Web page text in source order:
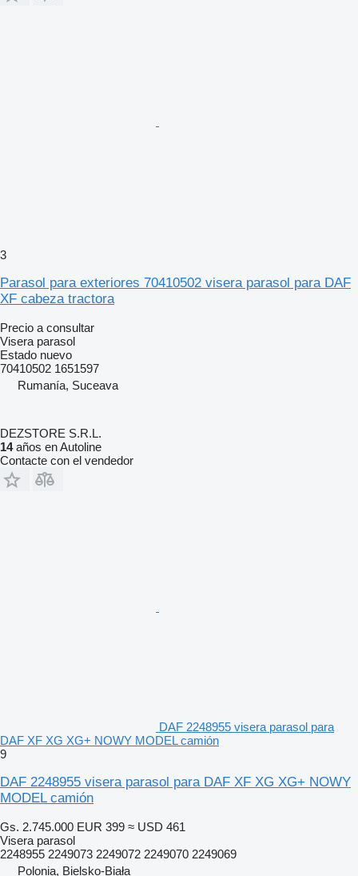
3
Parasol para exteriores 70410502 visera parasol para DAF
XF cabeza tractora
Precio a consultar
Visera parasol
Estado nuevo
70410502 1651597
Rumanía, Suceava
DEZSTORE S.R.L.
14años en Autoline
Contacte con el vendedor
DAF 2248955 visera parasol para
DAF XF XG XG+ NOWY MODEL camión
9
DAF 2248955 visera parasol para DAF XF XG XG+ NOWY
MODEL camión
Gs. 2.745.000 EUR 399 ≈ USD 461
Visera parasol
2248955 2249073 2249072 2249070 2249069
Polonia, Bielsko-Biała